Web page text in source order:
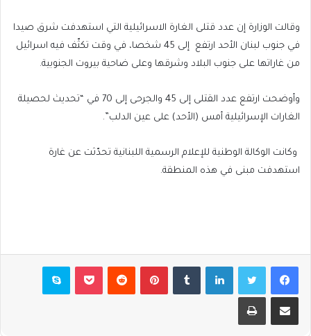
وقالت الوزارة إن عدد قتلى الغارة الاسرائيلية التي استهدفت شرق صيدا
في جنوب لبنان الأحد ارتفع إلى 45 شخصا، في وقت تكثّف فيه اسرائيل
من غاراتها على جنوب البلاد وشرقها وعلى ضاحية بيروت الجنوبية.
وأوضحت ارتفع عدد القتلى إلى 45 والجرحى إلى 70 في “تحديث لحصيلة
الغارات الإسرائيلية أمس (الأحد) على عين الدلب”.
وكانت الوكالة الوطنية للإعلام الرسمية اللبنانية تحدّثت عن غارة
استهدفت مبنى في هذه المنطقة.
فيسبوكتويتر لينكدإن بينتيريست بوكيت سكايب
مشاركة عبر البريد طباعة